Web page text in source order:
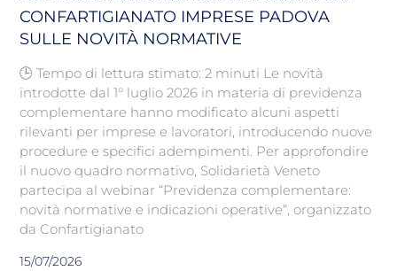
CONFARTIGIANATO IMPRESE PADOVA
SULLE NOVITÀ NORMATIVE
🕒 Tempo di lettura stimato: 2 minuti Le novità
introdotte dal 1° luglio 2026 in materia di previdenza
complementare hanno modificato alcuni aspetti
rilevanti per imprese e lavoratori, introducendo nuove
procedure e specifici adempimenti. Per approfondire
il nuovo quadro normativo, Solidarietà Veneto
partecipa al webinar “Previdenza complementare:
novità normative e indicazioni operative“, organizzato
da Confartigianato
15/07/2026